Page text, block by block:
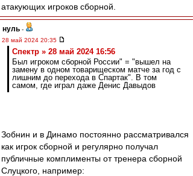
атакующих игроков сборной.
нуль -
28 май 2024 20:35
Спектр » 28 май 2024 16:56
Был игроком сборной России" = "вышел на
замену в одном товарищеском матче за год с
лишним до перехода в Спартак". В том
самом, где играл даже Денис Давыдов
Зобнин и в Динамо постоянно рассматривался
как игрок сборной и регулярно получал
публичные комплименты от тренера сборной
Слуцкого, например: